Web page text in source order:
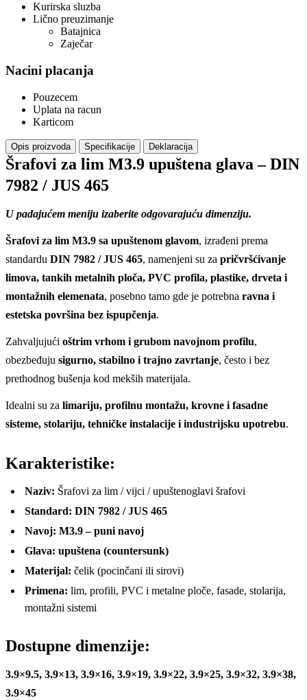
Kurirska sluzba
Lično preuzimanje
Batajnica
Zaječar
Nacini placanja
Pouzecem
Uplata na racun
Karticom
Opis proizvoda Specifikacije Deklaracija
Šrafovi za lim M3.9 upuštena glava – DIN
7982 / JUS 465
U padajućem meniju izaberite odgovarajuću dimenziju.
Šrafovi za lim M3.9 sa upuštenom glavom, izrađeni prema
standardu DIN 7982 / JUS 465, namenjeni su za pričvršćivanje
limova, tankih metalnih ploča, PVC profila, plastike, drveta i
montažnih elemenata, posebno tamo gde je potrebna ravna i
estetska površina bez ispupčenja.
Zahvaljujući oštrim vrhom i grubom navojnom profilu,
obezbeđuju sigurno, stabilno i trajno zavrtanje, često i bez
prethodnog bušenja kod mekših materijala.
Idealni su za limariju, profilnu montažu, krovne i fasadne
sisteme, stolariju, tehničke instalacije i industrijsku upotrebu.
Karakteristike:
Naziv: Šrafovi za lim / vijci / upuštenoglavi šrafovi
Standard: DIN 7982 / JUS 465
Navoj: M3.9 – puni navoj
Glava: upuštena (countersunk)
Materijal: čelik (pocinčani ili sirovi)
Primena: lim, profili, PVC i metalne ploče, fasade, stolarija,
montažni sistemi
Dostupne dimenzije:
3.9×9.5, 3.9×13, 3.9×16, 3.9×19, 3.9×22, 3.9×25, 3.9×32, 3.9×38,
3.9×45